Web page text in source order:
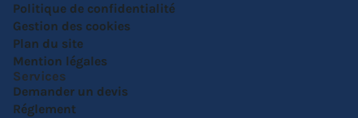
Politique de confidentialité
Gestion des cookies
Plan du site
Mention légales
Services
Demander un devis
Réglement